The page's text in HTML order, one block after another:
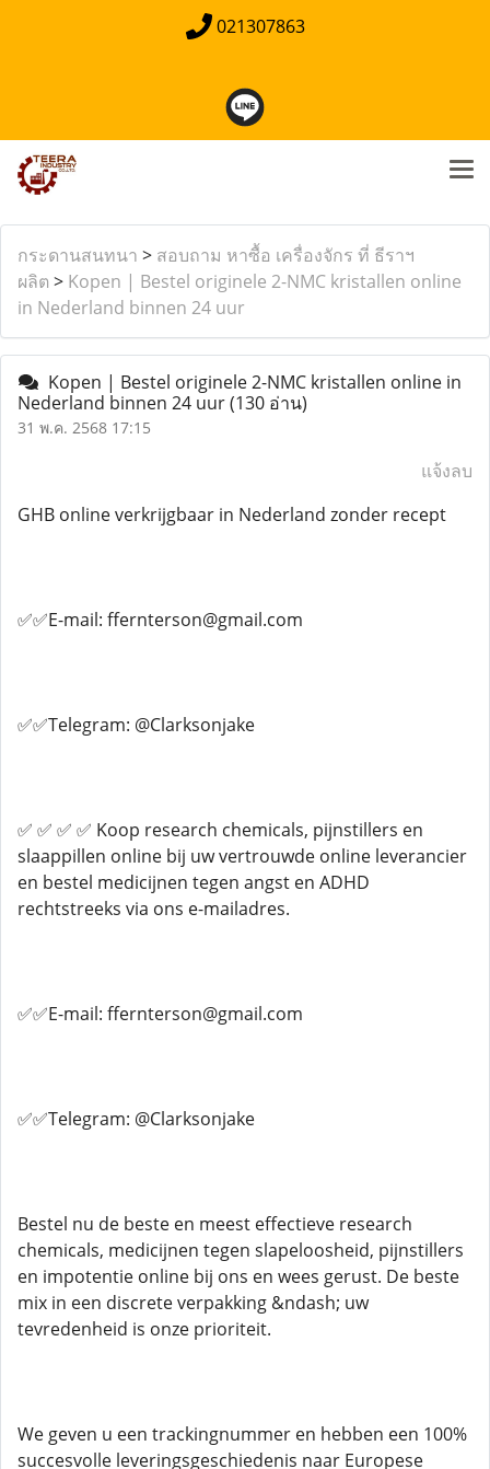
021307863
กระดานสนทนา > สอบถาม หาซื้อ เครื่องจักร ที่ ธีราฯ
ผลิต > Kopen | Bestel originele 2-NMC kristallen online
in Nederland binnen 24 uur
Kopen | Bestel originele 2-NMC kristallen online in
Nederland binnen 24 uur(130 อ่าน)
31 พ.ค. 2568 17:15
แจ้งลบ
GHB online verkrijgbaar in Nederland zonder recept
✅✅E-mail: ffernterson@gmail.com
✅✅Telegram: @Clarksonjake
✅ ✅ ✅ ✅ Koop research chemicals, pijnstillers en
slaappillen online bij uw vertrouwde online leverancier
en bestel medicijnen tegen angst en ADHD
rechtstreeks via ons e-mailadres.
✅✅E-mail: ffernterson@gmail.com
✅✅Telegram: @Clarksonjake
Bestel nu de beste en meest effectieve research
chemicals, medicijnen tegen slapeloosheid, pijnstillers
en impotentie online bij ons en wees gerust. De beste
mix in een discrete verpakking &ndash; uw
tevredenheid is onze prioriteit.
We geven u een trackingnummer en hebben een 100%
succesvolle leveringsgeschiedenis naar Europese